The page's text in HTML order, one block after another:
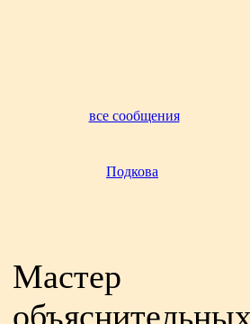
все сообщения
Подкова
Мастер
объяснительных